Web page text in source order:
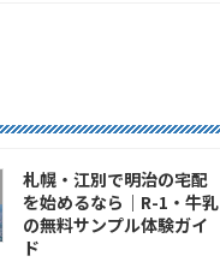
札幌・江別で明治の宅配
を始めるなら｜R-1・牛乳
の無料サンプル体験ガイ
ド